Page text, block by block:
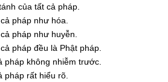
của tất cả pháp.
pháp như hóa.
pháp như huyễn.
pháp đều là Phật pháp.
pháp không nhiễm trước.
pháp rất hiểu rõ.